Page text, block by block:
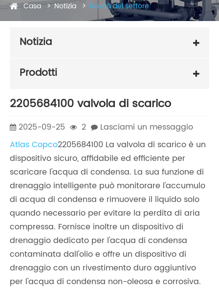
Casa Notizia Novità del settore
Notizia
Prodotti
2205684100 valvola di scarico
2025-09-25 2
Lasciami un messaggio
Atlas Copco2205684100 La valvola di scarico è un
dispositivo sicuro, affidabile ed efficiente per
scaricare l'acqua di condensa. La sua funzione di
drenaggio intelligente può monitorare l'accumulo
di acqua di condensa e rimuovere il liquido solo
quando necessario per evitare la perdita di aria
compressa. Fornisce inoltre un dispositivo di
drenaggio dedicato per l'acqua di condensa
contaminata dall'olio e offre un dispositivo di
drenaggio con un rivestimento duro aggiuntivo
per l'acqua di condensa non-oleosa e corrosiva.